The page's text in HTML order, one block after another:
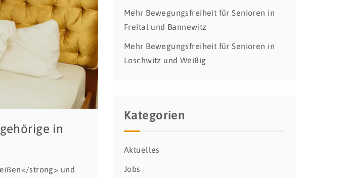
in
strong> und
Mehr Bewegungsfreiheit für Senioren in
Freital und Bannewitz
Mehr Bewegungsfreiheit für Senioren in
Loschwitz und Weißig
Kategorien
Aktuelles
Jobs